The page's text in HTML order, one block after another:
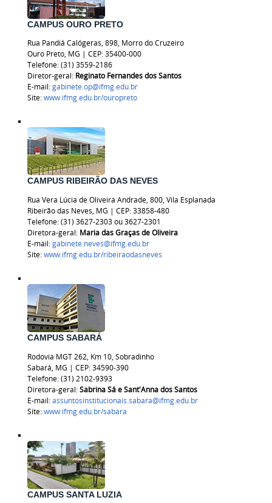
CAMPUS OURO PRETO
Rua Pandiá Calógeras, 898, Morro do Cruzeiro
Ouro Preto, MG | CEP: 35400-000
Telefone: (31) 3559-2186
Diretor-geral: Reginato Fernandes dos Santos
E-mail:gabinete.op@ifmg.edu.br
Site:www.ifmg.edu.br/ouropreto
CAMPUS RIBEIRÃO DAS NEVES
Rua Vera Lúcia de Oliveira Andrade, 800, Vila Esplanada
Ribeirão das Neves, MG | CEP: 33858-480
Telefone: (31) 3627-2303 ou3627-2301
Diretora-geral: Maria das Graças de Oliveira
E-mail:gabinete.neves@ifmg.edu.br
Site:www.ifmg.edu.br/ribeiraodasneves
CAMPUS SABARÁ
Rodovia MGT 262, Km 10, Sobradinho
Sabará, MG | CEP: 34590-390
Telefone: (31) 2102-9393
Diretora-geral:Sabrina Sá e Sant'Anna dos Santos
E-mail:assuntosinstitucionais.sabara@ifmg.edu.br
Site:www.ifmg.edu.br/sabara
CAMPUS SANTA LUZIA